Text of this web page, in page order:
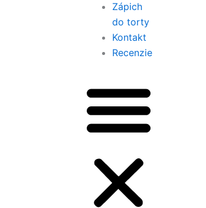
Zápich
do torty
Kontakt
Recenzie